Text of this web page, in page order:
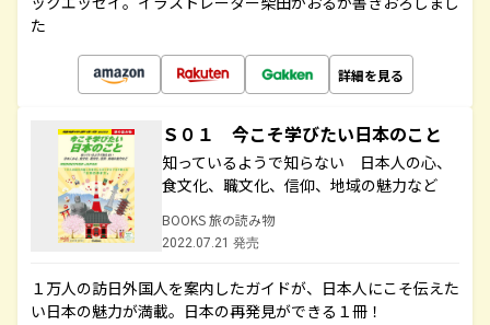
た
詳細を見る
Ｓ０１ 今こそ学びたい日本のこと
知っているようで知らない 日本人の心、
食文化、職文化、信仰、地域の魅力など
BOOKS 旅の読み物
2022.07.21 発売
１万人の訪日外国人を案内したガイドが、日本人にこそ伝えた
い日本の魅力が満載。日本の再発見ができる１冊！